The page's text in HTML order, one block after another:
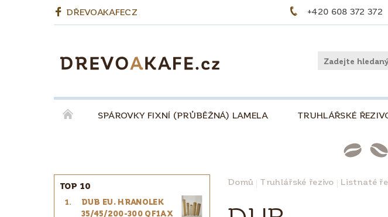
DŘEVOAKAFECZ +420 608 372 372
SPÁROVKY FIXNÍ (PRŮBĚŽNÁ) LAMELA TRUHLÁŘSKÉ
KÁVA QUINTA ŘEZIVO ESPRESSO 100% - ZRNKOVÁ, 500
PRO ŘEMESLNÍKY PRO DESIGNÉRY PRO KUTILY A MODELÁŘE
TOP 10
DUB EU. HRANOLEK
35/45/200-300 QF1AX
Domů Truhlářské řezivo Listnaté